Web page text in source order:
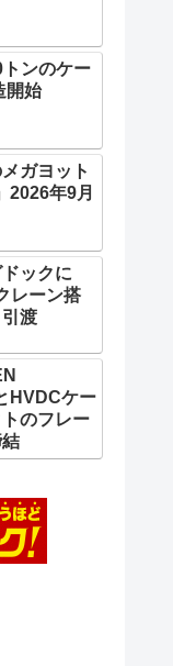
ンのケー
開始
ガヨット
2026年9月
ックに
レーン搭
渡
HVDCケー
のフレー